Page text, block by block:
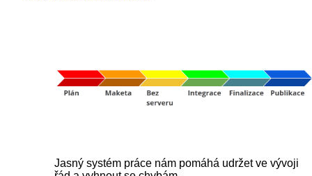
Jasný systém práce nám pomáhá udržet ve vývoji